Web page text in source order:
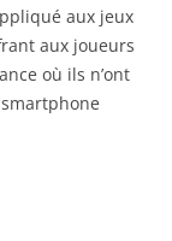
aux jeux
aux joueurs
où ils n’ont